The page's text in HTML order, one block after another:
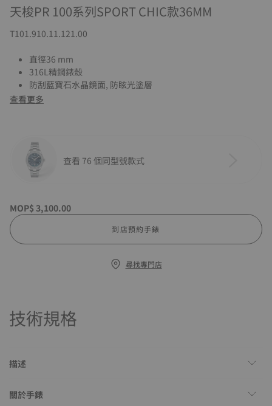
天梭PR 100系列SPORT CHIC款36MM
T101.910.11.121.00
直徑36 mm
316L精鋼錶殼
防刮藍寶石水晶鏡面, 防眩光塗層
查看更多
查看 76 個同型號款式
MOP$ 3,100.00
到店預約手錶
尋找專門店
技術規格
描述
關於手錶